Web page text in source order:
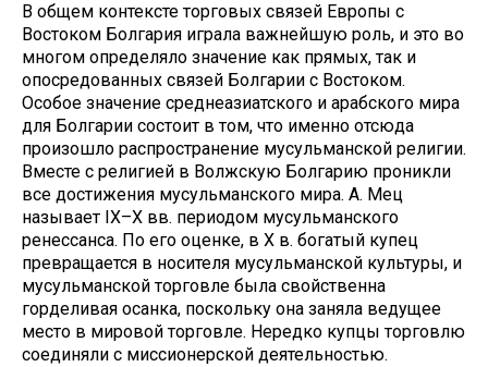
В общем контексте торговых связей Европы с
Востоком Болгария играла важнейшую роль, и это во
многом определяло значение как прямых, так и
опосредованных связей Болгарии с Востоком.
Особое значение среднеазиатского и арабского мира
для Болгарии состоит в том, что именно отсюда
произошло распространение мусульманской религии.
Вместе с религией в Волжскую Болгарию проникли
все достижения мусульманского мира. А. Мец
называет IX–X вв. периодом мусульманского
ренессанса. По его оценке, в X в. богатый купец
превращается в носителя мусульманской культуры, и
мусульманской торговле была свойственна
горделивая осанка, поскольку она заняла ведущее
место в мировой торговле. Нередко купцы торговлю
соединяли с миссионерской деятельностью.